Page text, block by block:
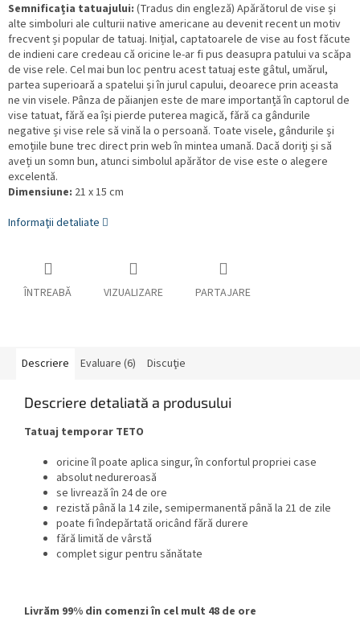
Semnificația tatuajului: (Tradus din engleză) Apărătorul de vise și
alte simboluri ale culturii native americane au devenit recent un motiv
frecvent și popular de tatuaj. Inițial, captatoarele de vise au fost făcute
de indieni care credeau că oricine le-ar fi pus deasupra patului va scăpa
de vise rele. Cel mai bun loc pentru acest tatuaj este gâtul, umărul,
partea superioară a spatelui și în jurul capului, deoarece prin aceasta
ne vin visele. Pânza de păianjen este de mare importanță în captorul de
vise tatuat, fără ea își pierde puterea magică, fără ca gândurile
negative și vise rele să vină la o persoană. Toate visele, gândurile și
emoțiile bune trec direct prin web în mintea umană. Dacă doriți și să
aveți un somn bun, atunci simbolul apărător de vise este o alegere
excelentă.
Dimensiune: 21 x 15 cm
Informaţii detaliate
ÎNTREABĂ VIZUALIZARE PARTAJARE
Descriere Evaluare (6) Discuţie
Descriere detaliată a produsului
Tatuaj temporar TETO
oricine îl poate aplica singur, în confortul propriei case
absolut nedureroasă
se livrează în 24 de ore
rezistă până la 14 zile, semipermanentă până la 21 de zile
poate fi îndepărtată oricând fără durere
fără limită de vârstă
complet sigur pentru sănătate
Livrăm 99% din comenzi în cel mult 48 de ore